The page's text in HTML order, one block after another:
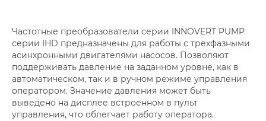
Частотные преобразователи серии INNOVERT PUMP
серии IHD предназначены для работы с трёхфазными
асинхронными двигателями насосов. Позволяют
поддерживать давление на заданном уровне, как в
автоматическом, так и в ручном режиме управления
оператором. Значение давления может быть
выведено на дисплее встроенном в пульт
управления, что облегчает работу оператора.